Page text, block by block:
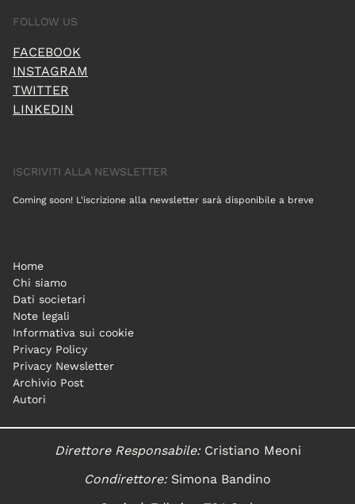
FOLLOW US
FACEBOOK
INSTAGRAM
TWITTER
LINKEDIN
ISCRIVITI ALLA NEWSLETTER
Coming soon! L'iscrizione alla newsletter sarà disponibile a breve
Home
Chi siamo
Dati societari
Note legali
Informativa sui cookie
Privacy Policy
Privacy Newsletter
Archivio Post
Autori
Direttore Responsabile:Cristiano Meoni
Condirettore:Simona Bandino